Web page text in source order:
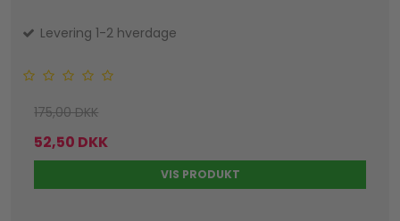
Levering 1-2 hverdage
175,00 DKK
52,50 DKK
VIS PRODUKT